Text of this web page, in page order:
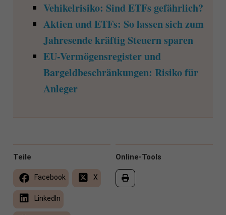
Vehikelrisiko: Sind ETFs gefährlich?
Aktien und ETFs: So lassen sich zum
Jahresende kräftig Steuern sparen
EU-Vermögensregister und
Bargeldbeschränkungen: Risiko für
Anleger
Online-Tools
Teile
Facebook X
LinkedIn